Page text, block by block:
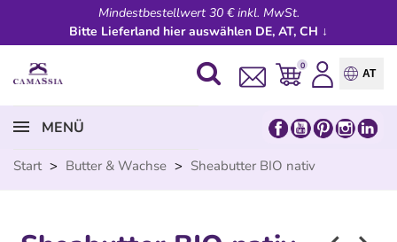
Mindestbestellwert 30 € inkl. MwSt.
Bitte Lieferland hier auswählen DE, AT, CH ↓
0
AT
MENÜ
Start > Butter & Wachse > Sheabutter BIO nativ